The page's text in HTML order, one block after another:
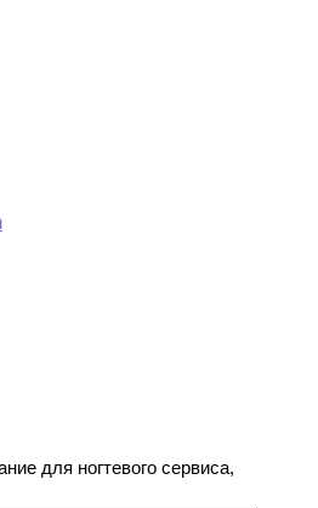
для ногтевого сервиса,